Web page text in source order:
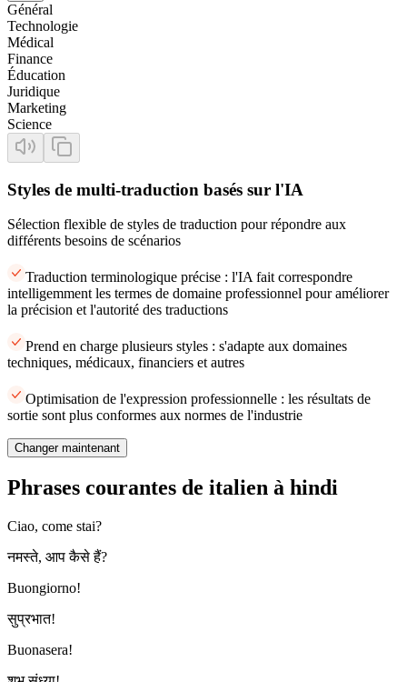
Général
Technologie
Médical
Finance
Éducation
Juridique
Marketing
Science
Styles de multi-traduction basés sur l'IA
Sélection flexible de styles de traduction pour répondre aux
différents besoins de scénarios
Traduction terminologique précise : l'IA fait correspondre
intelligemment les termes de domaine professionnel pour améliorer
la précision et l'autorité des traductions
Prend en charge plusieurs styles : s'adapte aux domaines
techniques, médicaux, financiers et autres
Optimisation de l'expression professionnelle : les résultats de
sortie sont plus conformes aux normes de l'industrie
Changer maintenant
Phrases courantes de italien à hindi
Ciao, come stai?
नमस्ते, आप कैसे हैं?
Buongiorno!
सुप्रभात!
Buonasera!